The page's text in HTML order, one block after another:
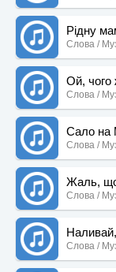
Рідну
Слова /
Ой, чого
Слова /
Сало на
Слова /
Жаль, що
Слова /
Слова /